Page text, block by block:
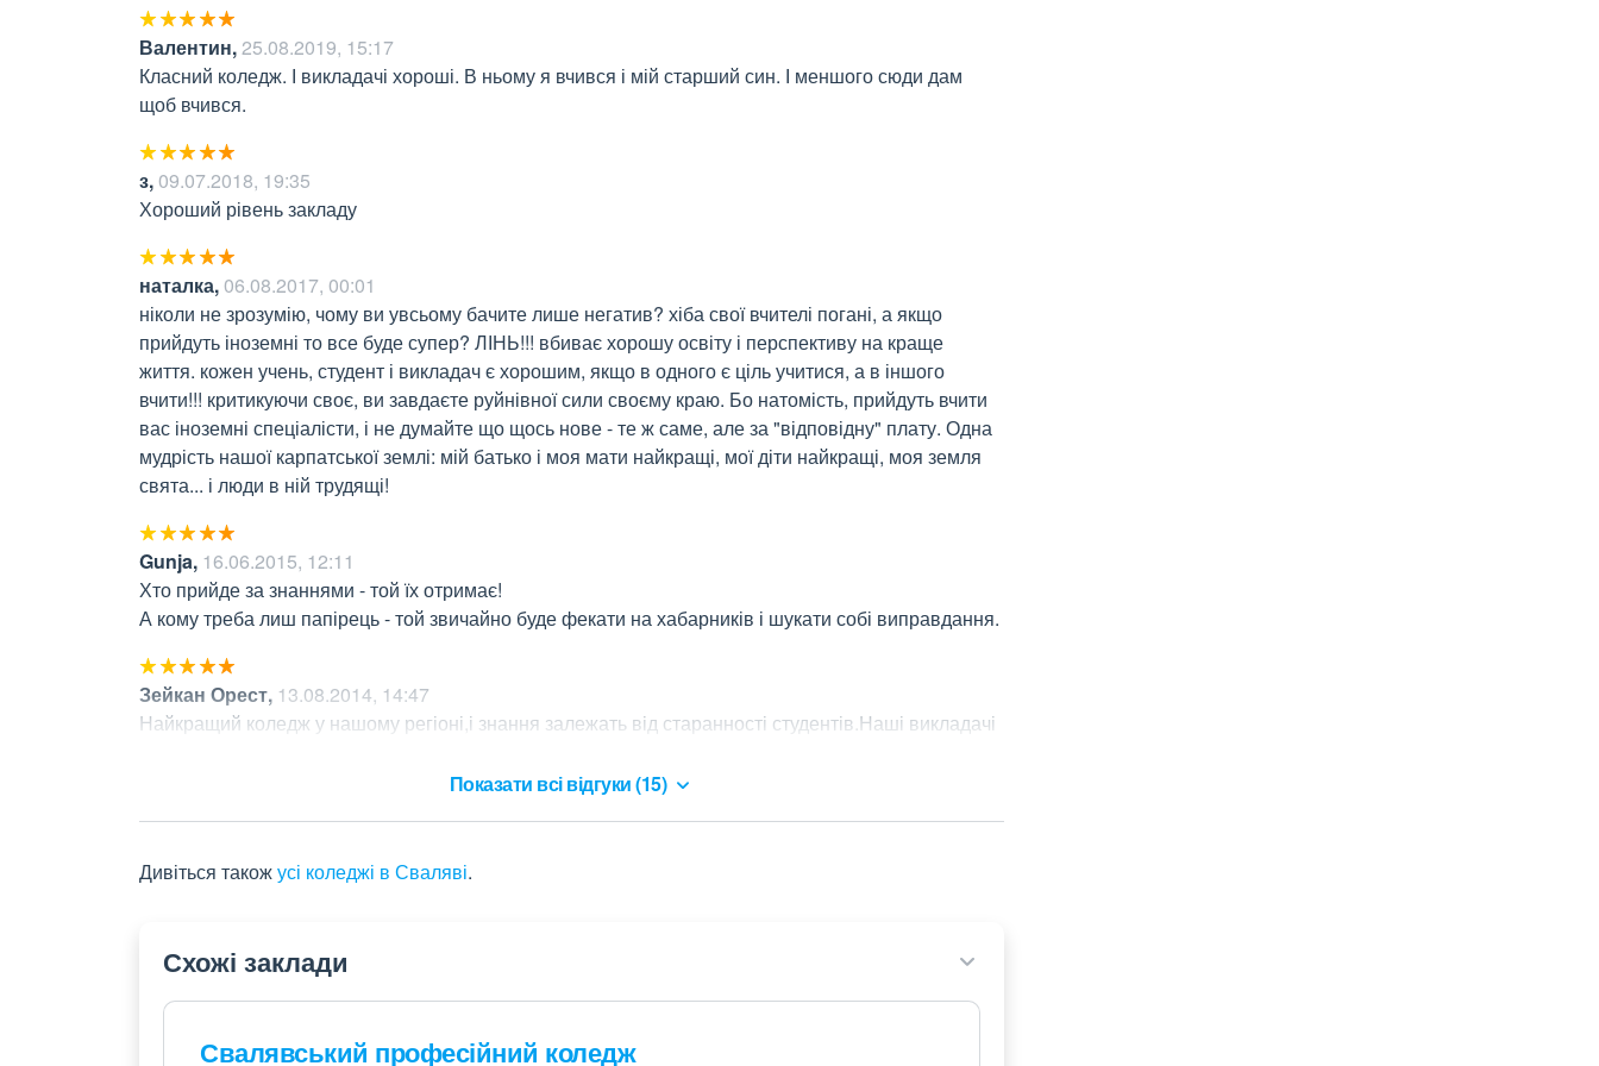
Валентин,25.08.2019, 15:17
Класний коледж. І викладачі хороші. В ньому я вчився і мій старший син. І меншого сюди дам
щоб вчився.
з,09.07.2018, 19:35
Хороший рівень закладу
наталка,06.08.2017, 00:01
ніколи не зрозумію, чому ви увсьому бачите лише негатив? хіба свої вчителі погані, а якщо
прийдуть іноземні то все буде супер? ЛІНЬ!!! вбиває хорошу освіту і перспективу на краще
життя. кожен учень, студент і викладач є хорошим, якщо в одного є ціль учитися, а в іншого
вчити!!! критикуючи своє, ви завдаєте руйнівної сили своєму краю. Бо натомість, прийдуть вчити
вас іноземні спеціалісти, і не думайте що щось нове - те ж саме, але за "відповідну" плату. Одна
мудрість нашої карпатської землі: мій батько і моя мати найкращі, мої діти найкращі, моя земля
свята... і люди в ній трудящі!
Gunja, 16.06.2015, 12:11
Хто прийде за знаннями - той їх отримає!
А кому треба лиш папірець - той звичайно буде фекати на хабарників і шукати собі виправдання.
Зейкан Орест, 13.08.2014, 14:47
Найкращий коледж у нашому регіоні,і знання залежать від старанності студентів.Наші викладачі
Показати всі відгуки (15)
Дивіться такожусі коледжі в Сваляві.
Схожі заклади
Свалявський професійний коледж